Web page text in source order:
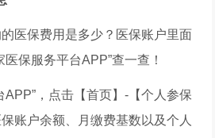
医保费用是多少？医保账户里面
保服务平台APP”查一查！
APP”，点击【首页】-【个人参保
账户余额、月缴费基数以及个人